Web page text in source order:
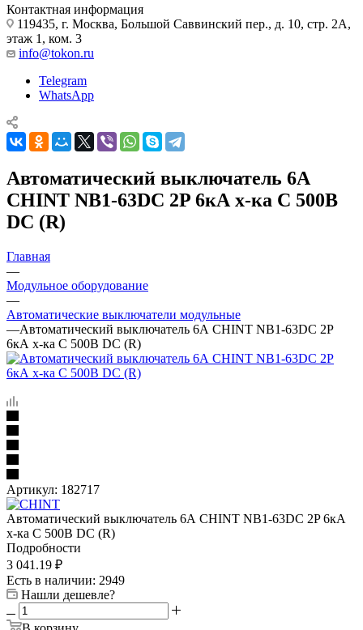
Контактная информация
119435, г. Москва, Большой Саввинский пер., д. 10, стр. 2А,
этаж 1, ком. 3
info@tokon.ru
Telegram
WhatsApp
Автоматический выключатель 6А
CHINT NB1-63DC 2P 6кА х-ка C 500В
DC (R)
Главная
—
Модульное оборудование
—
Автоматические выключатели модульные
—Автоматический выключатель 6А CHINT NB1-63DC 2P
6кА х-ка C 500В DC (R)
Артикул: 182717
Автоматический выключатель 6А CHINT NB1-63DC 2P 6кА
х-ка C 500В DC (R)
Подробности
3 041.19 ₽
Есть в наличии: 2949
Нашли дешевле?